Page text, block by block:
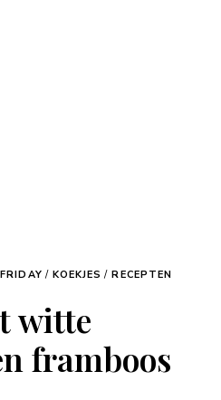
/ KOEKJES / RECEPTEN
witte
framboos